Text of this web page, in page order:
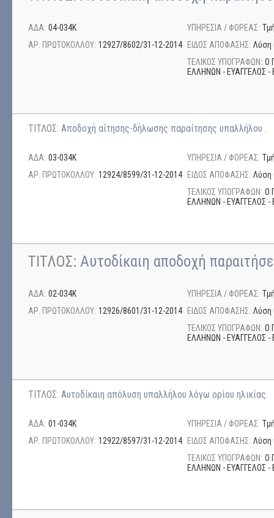
ΑΔΑ: 04-034Κ
ΑΡ. ΠΡΩΤΟΚΟΛΛΟΥ: 12927/8602/31-12-2014
ΥΠΗΡΕΣΙΑ / ΦΟΡΕΑΣ:
ΕΙΔΟΣ ΑΠΟΦΑΣΗΣ: Λύση
ΤΕΛΙΚΟΣ ΥΠΟΓΡΑΦΩΝ: Ο
ΕΛΛΗΝΩΝ - ΕΥΑΓΓΕΛΟΣ -
ΤΙΤΛΟΣ: Αποδοχή αίτησης-δήλωσης παραίτησης υπαλλήλου .
ΑΔΑ: 03-034Κ
ΑΡ. ΠΡΩΤΟΚΟΛΛΟΥ: 12924/8599/31-12-2014
ΥΠΗΡΕΣΙΑ / ΦΟΡΕΑΣ:
ΕΙΔΟΣ ΑΠΟΦΑΣΗΣ: Λύση
ΤΕΛΙΚΟΣ ΥΠΟΓΡΑΦΩΝ: Ο
ΕΛΛΗΝΩΝ - ΕΥΑΓΓΕΛΟΣ -
ΤΙΤΛΟΣ: Αυτοδίκαιη αποδοχή
ΑΔΑ: 02-034Κ
ΑΡ. ΠΡΩΤΟΚΟΛΛΟΥ: 12926/8601/31-12-2014
ΥΠΗΡΕΣΙΑ / ΦΟΡΕΑΣ:
ΕΙΔΟΣ ΑΠΟΦΑΣΗΣ: Λύση
ΤΕΛΙΚΟΣ ΥΠΟΓΡΑΦΩΝ: Ο
ΕΛΛΗΝΩΝ - ΕΥΑΓΓΕΛΟΣ -
ΤΙΤΛΟΣ: Αυτοδίκαιη απόλυση υπαλλήλου λόγω ορίου ηλικίας.
ΑΔΑ: 01-034Κ
ΑΡ. ΠΡΩΤΟΚΟΛΛΟΥ: 12922/8597/31-12-2014
ΥΠΗΡΕΣΙΑ / ΦΟΡΕΑΣ:
ΕΙΔΟΣ ΑΠΟΦΑΣΗΣ: Λύση
ΤΕΛΙΚΟΣ ΥΠΟΓΡΑΦΩΝ: Ο
ΕΛΛΗΝΩΝ - ΕΥΑΓΓΕΛΟΣ -